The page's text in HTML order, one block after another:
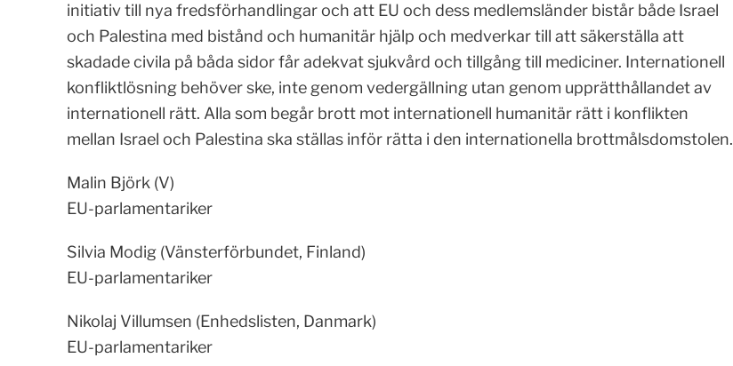
initiativ till nya fredsförhandlingar och att EU och dess medlemsländer bistår både Israel
och Palestina med bistånd och humanitär hjälp och medverkar till att säkerställa att
skadade civila på båda sidor får adekvat sjukvård och tillgång till mediciner. Internationell
konfliktlösning behöver ske, inte genom vedergällning utan genom upprätthållandet av
internationell rätt. Alla som begår brott mot internationell humanitär rätt i konflikten
mellan Israel och Palestina ska ställas inför rätta i den internationella brottmålsdomstolen.
Malin Björk (V)
EU-parlamentariker
Silvia Modig (Vänsterförbundet, Finland)
EU-parlamentariker
Nikolaj Villumsen (Enhedslisten, Danmark)
EU-parlamentariker